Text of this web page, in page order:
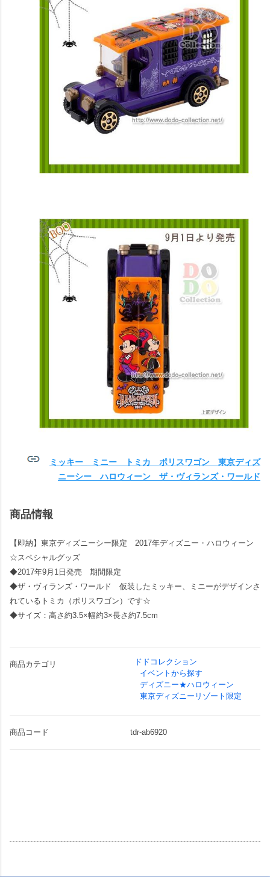
ミッキー ミニー トミカ ポリスワゴン 東京ディズ
ニーシー ハロウィーン ザ・ヴィランズ・ワールド
商品情報
【即納】東京ディズニーシー限定 2017年ディズニー・ハロウィーン
☆スペシャルグッズ
◆2017年9月1日発売 期間限定
◆ザ・ヴィランズ・ワールド 仮装したミッキー、ミニーがデザインさ
れているトミカ（ポリスワゴン）です☆
◆サイズ：高さ約3.5×幅約3×長さ約7.5cm
商品カテゴリ
ドドコレクション
イベントから探す
ディズニー★ハロウィーン
東京ディズニーリゾート限定
商品コード tdr-ab6920